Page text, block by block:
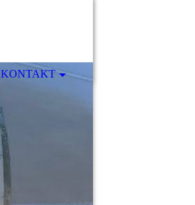
KONTAKT